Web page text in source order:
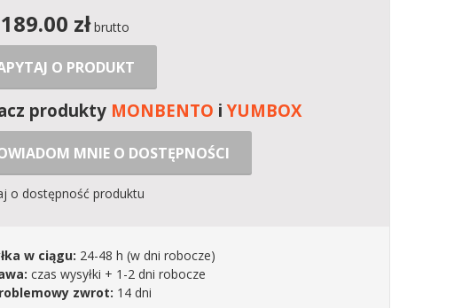
189.00 złbrutto
O PRODUKT
produkty MONBENTO iYUMBOX
MNIE O DOSTĘPNOŚCI
o dostępność produktu
w ciągu: 24-48 h (w dni robocze)
czas wysyłki + 1-2 dni robocze
zwrot: 14 dni